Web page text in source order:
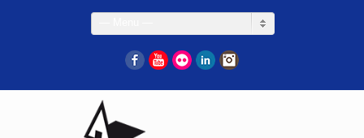
FacebookYouTube
Flickr LinkedIn